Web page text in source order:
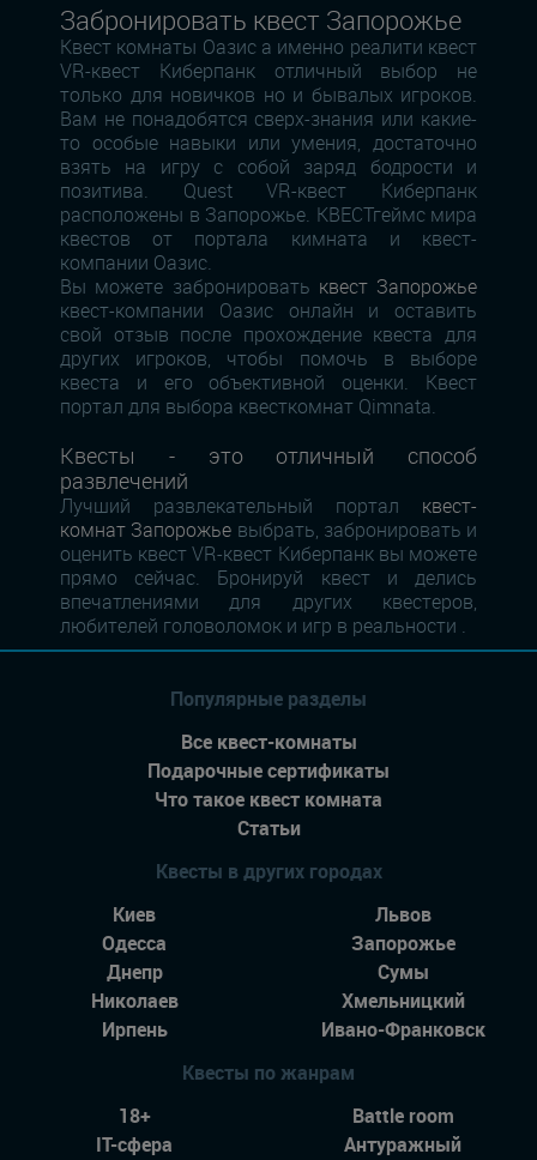
Забронировать квест Запорожье
Квест комнаты Оазис а именно реалити квест
VR-квест Киберпанк отличный выбор не
только для новичков но и бывалых игроков.
Вам не понадобятся сверх-знания или какие-
то особые навыки или умения, достаточно
взять на игру с собой заряд бодрости и
позитива. Quest VR-квест Киберпанк
расположены в Запорожье. КВЕСТгеймс мира
квестов от портала кимната и квест-
компании Оазис.
Вы можете забронировать квест Запорожье
квест-компании Оазис онлайн и оставить
свой отзыв после прохождение квеста для
других игроков, чтобы помочь в выборе
квеста и его объективной оценки. Квест
портал для выбора квесткомнат Qimnata.
Квесты - это отличный способ
развлечений
Лучший развлекательный портал квест-
комнат Запорожье выбрать, забронировать и
оценить квест VR-квест Киберпанк вы можете
прямо сейчас. Бронируй квест и делись
впечатлениями для других квестеров,
любителей головоломок и игр в реальности .
Популярные разделы
Все квест-комнаты
Подарочные сертификаты
Что такое квест комната
Статьи
Квесты в других городах
Киев
Львов
Одесса
Запорожье
Днепр
Сумы
Николаев
Хмельницкий
Ирпень
Ивано-Франковск
Квесты по жанрам
18+
Battle room
IT-сфера
Антуражный